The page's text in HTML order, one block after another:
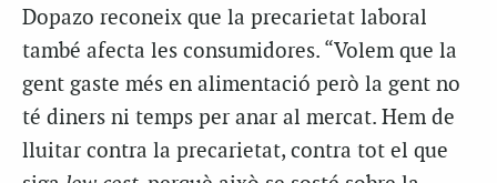
Dopazo reconeix que la precarietat laboral
també afecta les consumidores. “Volem que la
gent gaste més en alimentació però la gent no
té diners ni temps per anar al mercat. Hem de
lluitar contra la precarietat, contra tot el que